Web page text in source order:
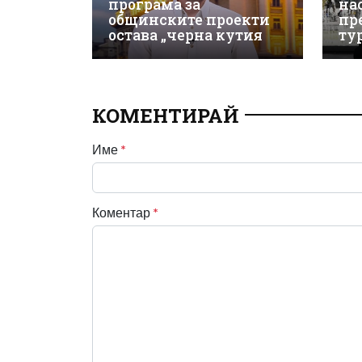
програма за
общинските проекти
остава „черна кутия
КОМЕНТИРАЙ
Име *
Коментар *